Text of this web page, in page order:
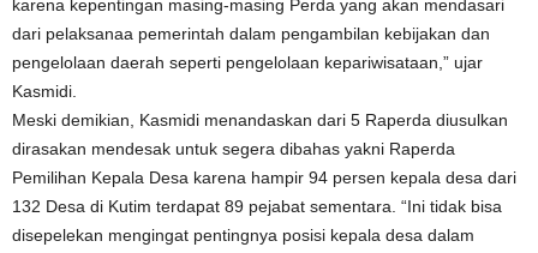
karena kepentingan masing-masing Perda yang akan mendasari
dari pelaksanaa pemerintah dalam pengambilan kebijakan dan
pengelolaan daerah seperti pengelolaan kepariwisataan,” ujar
Kasmidi.
Meski demikian, Kasmidi menandaskan dari 5 Raperda diusulkan
dirasakan mendesak untuk segera dibahas yakni Raperda
Pemilihan Kepala Desa karena hampir 94 persen kepala desa dari
132 Desa di Kutim terdapat 89 pejabat sementara. “Ini tidak bisa
disepelekan mengingat pentingnya posisi kepala desa dalam